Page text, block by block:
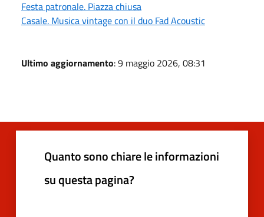
Festa patronale. Piazza chiusa
Casale. Musica vintage con il duo Fad Acoustic
Ultimo aggiornamento: 9 maggio 2026, 08:31
Quanto sono chiare le informazioni
su questa pagina?